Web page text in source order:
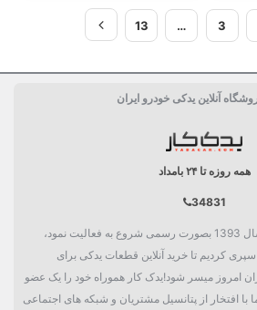
3
…
13
آنلاین یدکی خودرو ایران
همه روزه تا ۲۴ بامداد
34831
فروشگاه آنلاین یدک کار در سال 1393 بصورت رسمی شروع به فعالیت نمود،
کردیم تا خرید آنلاین قطعات یدکی برای
امروز میسر شود!یدک کار هموراه خود را یک عضو
با افتخار از پتانسیل مشتریان و شبکه های اجتماعی